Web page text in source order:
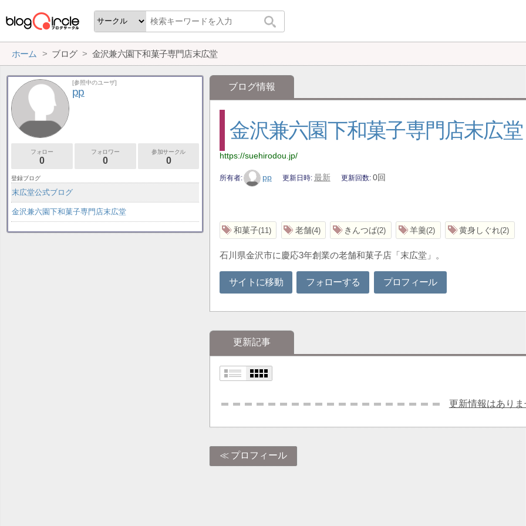
ホーム ブログ 金沢兼六園下和菓子専門店末広堂
ブログ情報
金沢兼六園下和菓子専門店末広堂
https://suehirodou.jp/
所有者 pp 更新日時 最新 更新回数 0回
和菓子 11 老舗 4 きんつば 2 羊羹 2 黄身しぐれ 2
石川県金沢市に慶応3年創業の老舗和菓子店「末広堂」。
サイトに移動 フォローする プロフィール
更新記事
更新情報はあり
プロフィール
[参照中のユーザ]
pp
フォロー
0
フォロワー
0
参加サークル
0
登録ブログ
末広堂公式ブログ
金沢兼六園下和菓子専門店末広堂